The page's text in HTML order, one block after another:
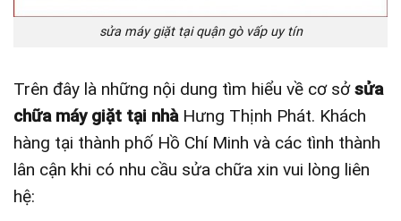
sửa máy giặt tại quận gò vấp uy tín
Trên đây là những nội dung tìm hiểu về cơ sởsửa
chữa máy giặt tại nhàHưng Thịnh Phát. Khách
hàng tại thành phố Hồ Chí Minh và các tình thành
lân cận khi có nhu cầu sửa chữa xin vui lòng liên
hệ: